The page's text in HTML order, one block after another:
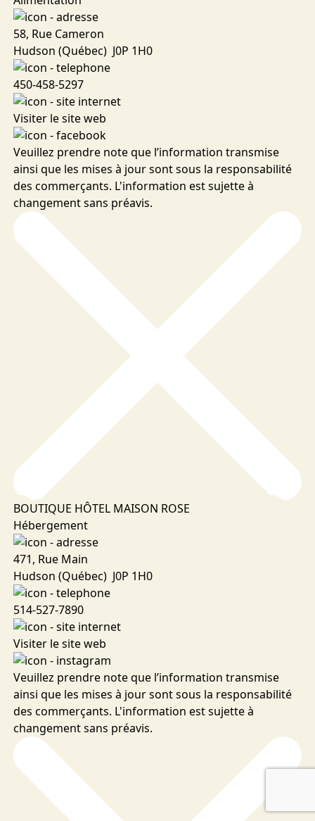
58, Rue Cameron
Hudson (Québec) J0P 1H0
450-458-5297
Visiter le site web
Veuillez prendre note que l’information transmise
ainsi que les mises à jour sont sous la responsabilité
des commerçants. L'information est sujette à
changement sans préavis.
BOUTIQUE HÔTEL MAISON ROSE
Hébergement
471, Rue Main
Hudson (Québec) J0P 1H0
514-527-7890
Visiter le site web
Veuillez prendre note que l’information transmise
ainsi que les mises à jour sont sous la responsabilité
des commerçants. L'information est sujette à
changement sans préavis.